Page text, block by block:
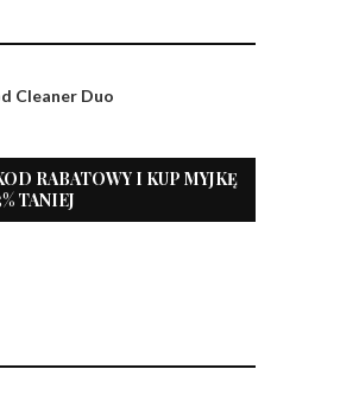
Cleaner Duo
RABATOWY I KUP MYJKĘ
TANIEJ